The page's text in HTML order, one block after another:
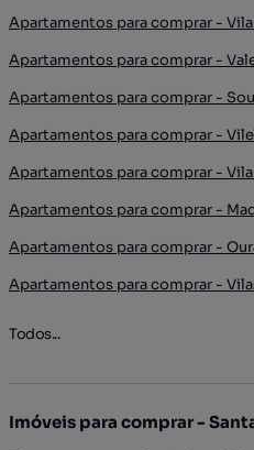
Apartamentos para comprar -
Apartamentos para comprar -
Apartamentos para comprar -
Apartamentos para comprar -
Apartamentos para comprar -
Apartamentos para comprar -
Apartamentos para comprar -
Apartamentos para comprar -
Todos...
Imóveis para comprar -